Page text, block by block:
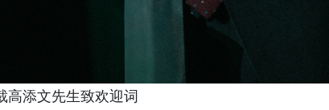
高添文先生致欢迎词